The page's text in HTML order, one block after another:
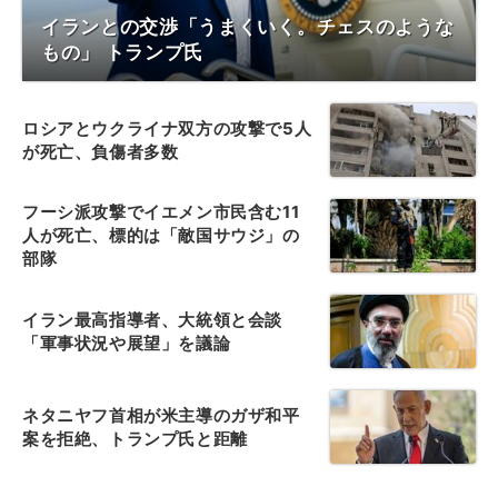
イランとの交渉「うまくいく。チェスのような
もの」 トランプ氏
ロシアとウクライナ双方の攻撃で5人
が死亡、負傷者多数
フーシ派攻撃でイエメン市民含む11
人が死亡、標的は「敵国サウジ」の
部隊
イラン最高指導者、大統領と会談
「軍事状況や展望」を議論
ネタニヤフ首相が米主導のガザ和平
案を拒絶、トランプ氏と距離